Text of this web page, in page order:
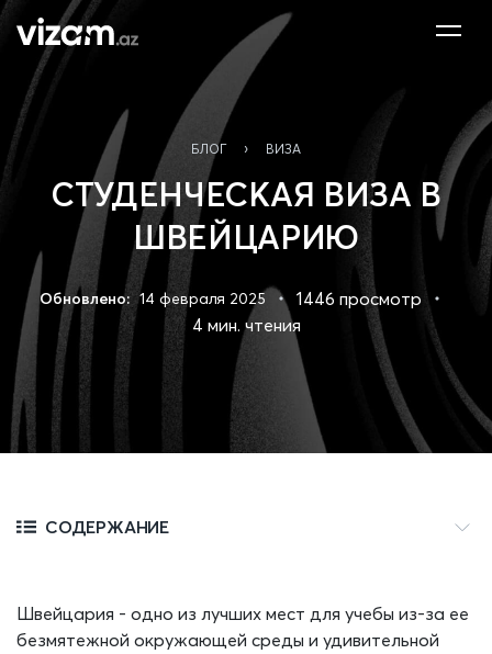
БЛОГ › ВИЗА
СТУДЕНЧЕСКАЯ ВИЗА В
ШВЕЙЦАРИЮ
Обновлено: 14 февраля 2025
1446 просмотр
4 мин. чтения
СОДЕРЖАНИЕ
Швейцария - одно из лучших мест для учебы из-за ее
безмятежной окружающей среды и удивительной